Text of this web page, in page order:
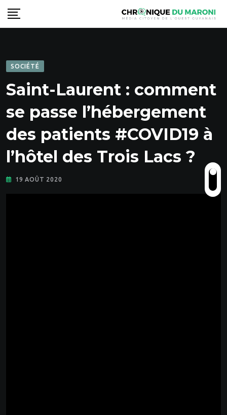
Skip
to
SOCIÉTÉ
Saint-Laurent : comment
se passe l’hébergement
des patients #COVID19 à
l’hôtel des Trois Lacs ?
19 AOÛT 2020